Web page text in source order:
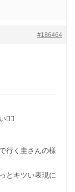
#186464
🙇‍♀️
行く圭さんの様
とキツい表現に